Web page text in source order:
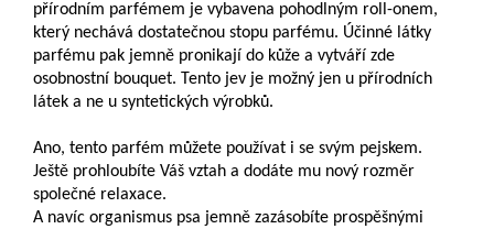
přírodním parfémem je vybavena pohodlným roll-onem,
který nechává dostatečnou stopu parfému. Účinné látky
parfému pak jemně pronikají do kůže a vytváří zde
osobnostní bouquet. Tento jev je možný jen u přírodních
látek a ne u syntetických výrobků.
Ano, tento parfém můžete používat i se svým pejskem.
Ještě prohloubíte Váš vztah a dodáte mu nový rozměr
společné relaxace.
A navíc organismus psa jemně zazásobíte prospěšnými